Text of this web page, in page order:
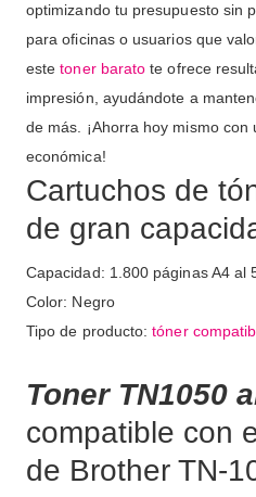
optimizando tu presupuesto sin
para oficinas o usuarios que
estetoner barato te ofrece
impresión, ayudándote a
de más. ¡Ahorra hoy mismo
económica!
Cartuchos de
de gran
Capacidad: 1.800 páginas A4 al
Color: Negro
Tipo de producto:tóner
Toner TN1050
compatible con
de Brother TN-